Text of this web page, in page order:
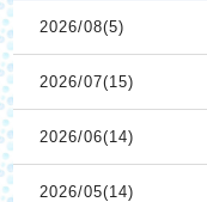
2026/08(5)
2026/07(15)
2026/06(14)
2026/05(14)